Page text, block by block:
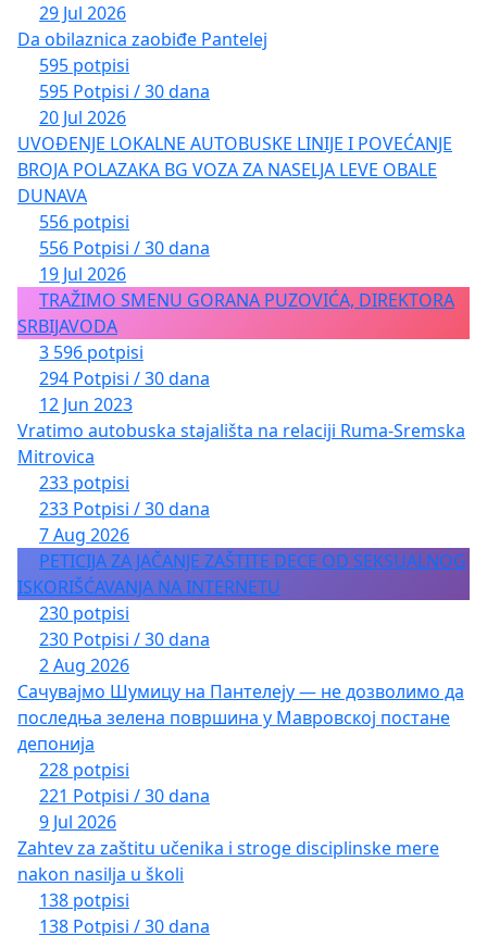
29 Jul 2026
Da obilaznica zaobiđe Pantelej
595 potpisi
595 Potpisi / 30 dana
20 Jul 2026
UVOĐENJE LOKALNE AUTOBUSKE LINIJE I POVEĆANJE
BROJA POLAZAKA BG VOZA ZA NASELJA LEVE OBALE
DUNAVA
556 potpisi
556 Potpisi / 30 dana
19 Jul 2026
TRAŽIMO SMENU GORANA PUZOVIĆA, DIREKTORA
SRBIJAVODA
3 596 potpisi
294 Potpisi / 30 dana
12 Jun 2023
Vratimo autobuska stajališta na relaciji Ruma-Sremska
Mitrovica
233 potpisi
233 Potpisi / 30 dana
7 Aug 2026
PETICIJA ZA JAČANJE ZAŠTITE DECE OD SEKSUALNOG
ISKORIŠĆAVANJA NA INTERNETU
230 potpisi
230 Potpisi / 30 dana
2 Aug 2026
Сачувајмо Шумицу на Пантелеју — не дозволимо да
последња зелена површина у Мавровској постане
депонија
228 potpisi
221 Potpisi / 30 dana
9 Jul 2026
Zahtev za zaštitu učenika i stroge disciplinske mere
nakon nasilja u školi
138 potpisi
138 Potpisi / 30 dana